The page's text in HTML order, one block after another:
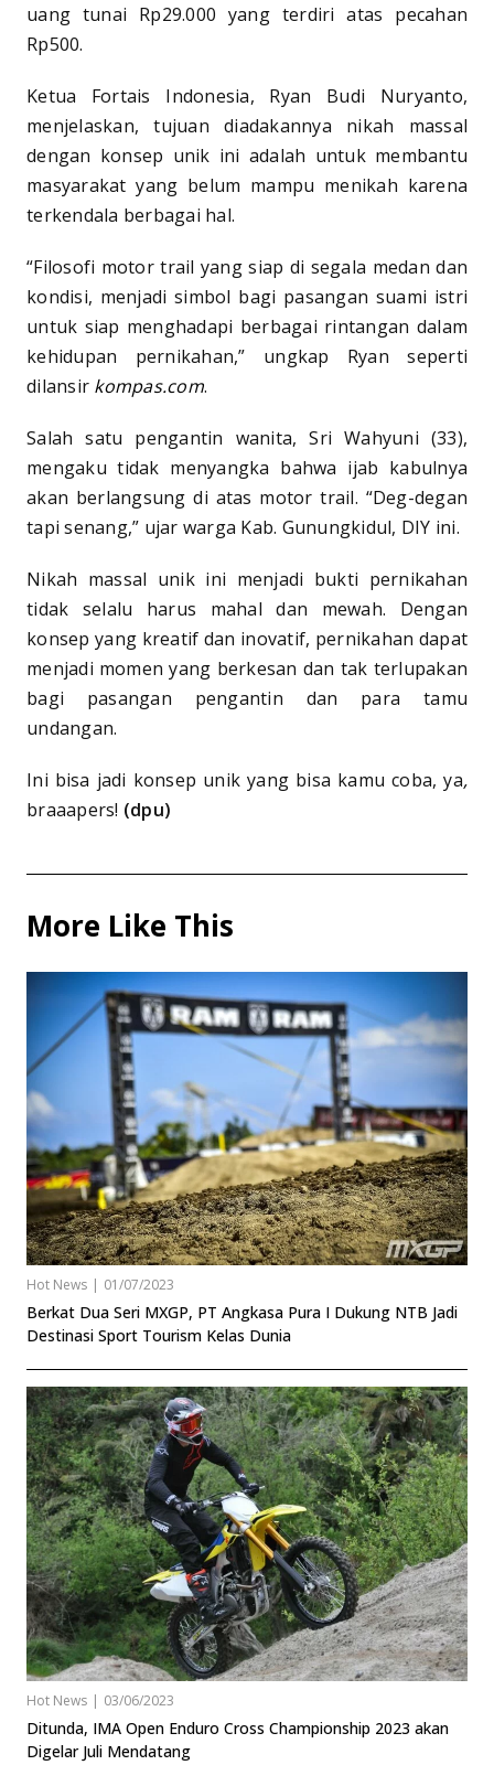
uang tunai Rp29.000 yang terdiri atas pecahan
Rp500.
Ketua Fortais Indonesia, Ryan Budi Nuryanto,
menjelaskan, tujuan diadakannya nikah massal
dengan konsep unik ini adalah untuk membantu
masyarakat yang belum mampu menikah karena
terkendala berbagai hal.
“Filosofi motor trail yang siap di segala medan dan
kondisi, menjadi simbol bagi pasangan suami istri
untuk siap menghadapi berbagai rintangan dalam
kehidupan pernikahan,” ungkap Ryan seperti
dilansir kompas.com.
Salah satu pengantin wanita, Sri Wahyuni (33),
mengaku tidak menyangka bahwa ijab kabulnya
akan berlangsung di atas motor trail. “Deg-degan
tapi senang,” ujar warga Kab. Gunungkidul, DIY ini.
Nikah massal unik ini menjadi bukti pernikahan
tidak selalu harus mahal dan mewah. Dengan
konsep yang kreatif dan inovatif, pernikahan dapat
menjadi momen yang berkesan dan tak terlupakan
bagi pasangan pengantin dan para tamu
undangan.
Ini bisa jadi konsep unik yang bisa kamu coba, ya,
braaapers! (dpu)
More Like This
Hot News | 01/07/2023
Berkat Dua Seri MXGP, PT Angkasa Pura I Dukung NTB Jadi
Destinasi Sport Tourism Kelas Dunia
Hot News | 03/06/2023
Ditunda, IMA Open Enduro Cross Championship 2023 akan
Digelar Juli Mendatang